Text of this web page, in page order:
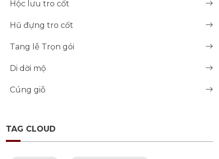
Hộc lưu tro cốt
Hũ đựng tro cốt
Tang lễ Trọn gói
Di dời mộ
Cúng giỗ
TAG CLOUD